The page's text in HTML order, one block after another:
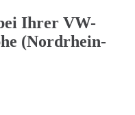
Ihrer VW-
(Nordrhein-